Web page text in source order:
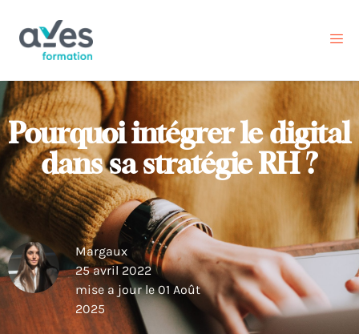
Pourquoi intégrer le digital
dans sa stratégie RH ?
Margaux
25 avril 2022
mise a jour le 01 Août
2025